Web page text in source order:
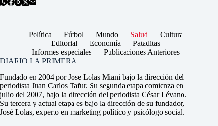
Política Fútbol Mundo Salud
Cultura
Editorial
Economía
Pataditas
Informes especiales
Publicaciones Anteriores
DIARIO LA PRIMERA
Fundado en 2004 por Jose Lolas Miani bajo la dirección del
periodista Juan Carlos Tafur. Su segunda etapa comienza en
julio del 2007, bajo la dirección del periodista César Lévano.
Su tercera y actual etapa es bajo la dirección de su fundador,
José Lolas, experto en marketing político y psicólogo social.